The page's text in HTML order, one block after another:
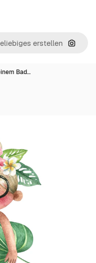
Nach
Bad…